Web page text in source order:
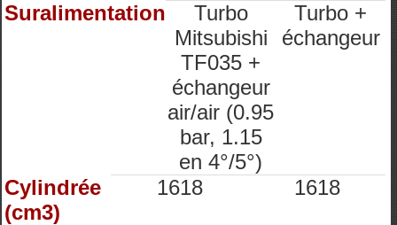
Suralimentation
Turbo
Mitsubishi
TF035 +
échangeur
air/air (0.95
bar, 1.15
en 4°/5°)
Turbo +
échangeur
Cylindrée
(cm3)
1618 1618